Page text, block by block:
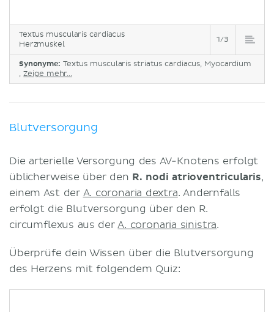
Textus muscularis cardiacus
Herzmuskel
1/3
Synonyme: Textus muscularis striatus cardiacus, Myocardium
,Zeige mehr...
Blutversorgung
Die arterielle Versorgung des AV-Knotens erfolgt
üblicherweise über den R. nodi atrioventricularis,
einem Ast der A. coronaria dextra. Andernfalls
erfolgt die Blutversorgung über den R.
circumflexus aus derA. coronaria sinistra.
Überprüfe dein Wissen über die Blutversorgung
des Herzens mit folgendem Quiz: